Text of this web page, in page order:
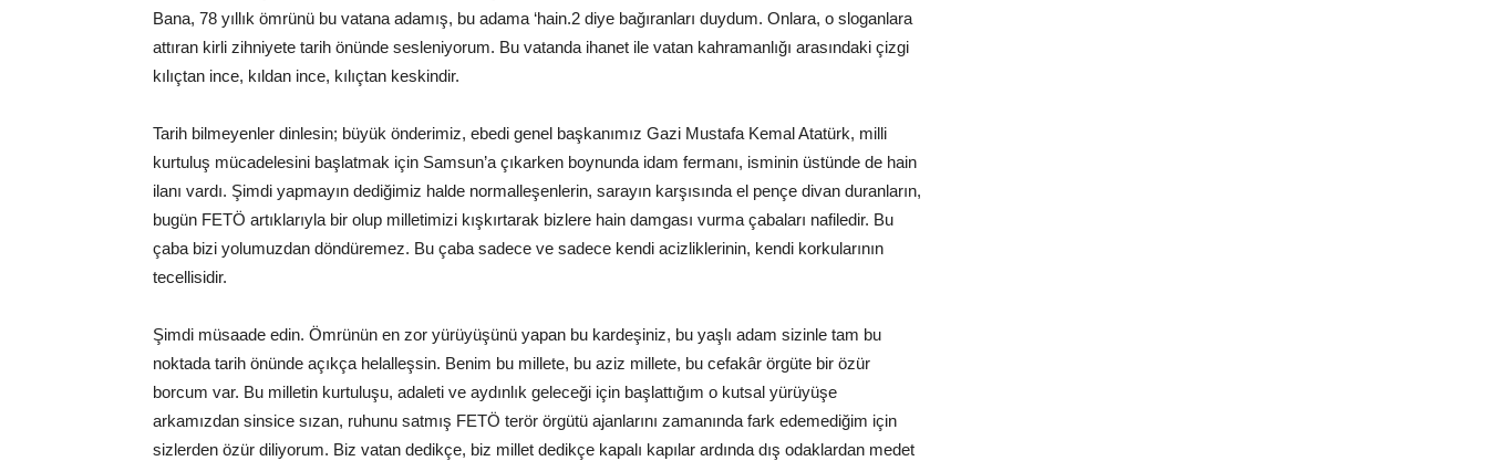
Bana, 78 yıllık ömrünü bu vatana adamış, bu adama ‘hain.2 diye bağıranları duydum. Onlara, o sloganlara
attıran kirli zihniyete tarih önünde sesleniyorum. Bu vatanda ihanet ile vatan kahramanlığı arasındaki çizgi
kılıçtan ince, kıldan ince, kılıçtan keskindir.
Tarih bilmeyenler dinlesin; büyük önderimiz, ebedi genel başkanımız Gazi Mustafa Kemal Atatürk, milli
kurtuluş mücadelesini başlatmak için Samsun’a çıkarken boynunda idam fermanı, isminin üstünde de hain
ilanı vardı. Şimdi yapmayın dediğimiz halde normalleşenlerin, sarayın karşısında el pençe divan duranların,
bugün FETÖ artıklarıyla bir olup milletimizi kışkırtarak bizlere hain damgası vurma çabaları nafiledir. Bu
çaba bizi yolumuzdan döndüremez. Bu çaba sadece ve sadece kendi acizliklerinin, kendi korkularının
tecellisidir.
Şimdi müsaade edin. Ömrünün en zor yürüyüşünü yapan bu kardeşiniz, bu yaşlı adam sizinle tam bu
noktada tarih önünde açıkça helalleşsin. Benim bu millete, bu aziz millete, bu cefakâr örgüte bir özür
borcum var. Bu milletin kurtuluşu, adaleti ve aydınlık geleceği için başlattığım o kutsal yürüyüşe
arkamızdan sinsice sızan, ruhunu satmış FETÖ terör örgütü ajanlarını zamanında fark edemediğim için
sizlerden özür diliyorum. Biz vatan dedikçe, biz millet dedikçe kapalı kapılar ardında dış odaklardan medet